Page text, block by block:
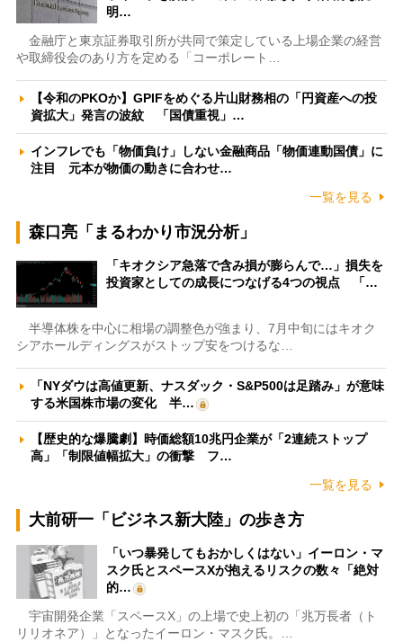
明…
金融庁と東京証券取引所が共同で策定している上場企業の経営
や取締役会のあり方を定める「コーポレート…
【令和のPKOか】GPIFをめぐる片山財務相の「円資産への投
資拡大」発言の波紋 「国債重視」…
インフレでも「物価負け」しない金融商品「物価連動国債」に
注目 元本が物価の動きに合わせ…
一覧を見る
森口亮「まるわかり市況分析」
「キオクシア急落で含み損が膨らんで…」損失を
投資家としての成長につなげる4つの視点 「…
半導体株を中心に相場の調整色が強まり、7月中旬にはキオク
シアホールディングスがストップ安をつけるな…
「NYダウは高値更新、ナスダック・S&P500は足踏み」が意味
する米国株市場の変化 半…
【歴史的な爆騰劇】時価総額10兆円企業が「2連続ストップ
高」「制限値幅拡大」の衝撃 フ…
一覧を見る
大前研一「ビジネス新大陸」の歩き方
「いつ暴発してもおかしくはない」イーロン・マ
スク氏とスペースXが抱えるリスクの数々「絶対
的…
宇宙開発企業「スペースX」の上場で史上初の「兆万長者（ト
リリオネア）」となったイーロン・マスク氏。…